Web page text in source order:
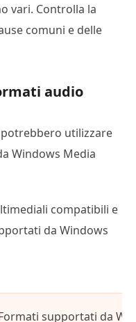
vari. Controlla la
comuni e delle
audio
utilizzare
Windows Media
compatibili e
da Windows
supportati da